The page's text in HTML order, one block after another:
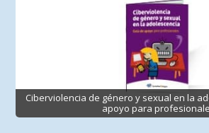
Ciberviolencia de género y sexual en la
apoyo para